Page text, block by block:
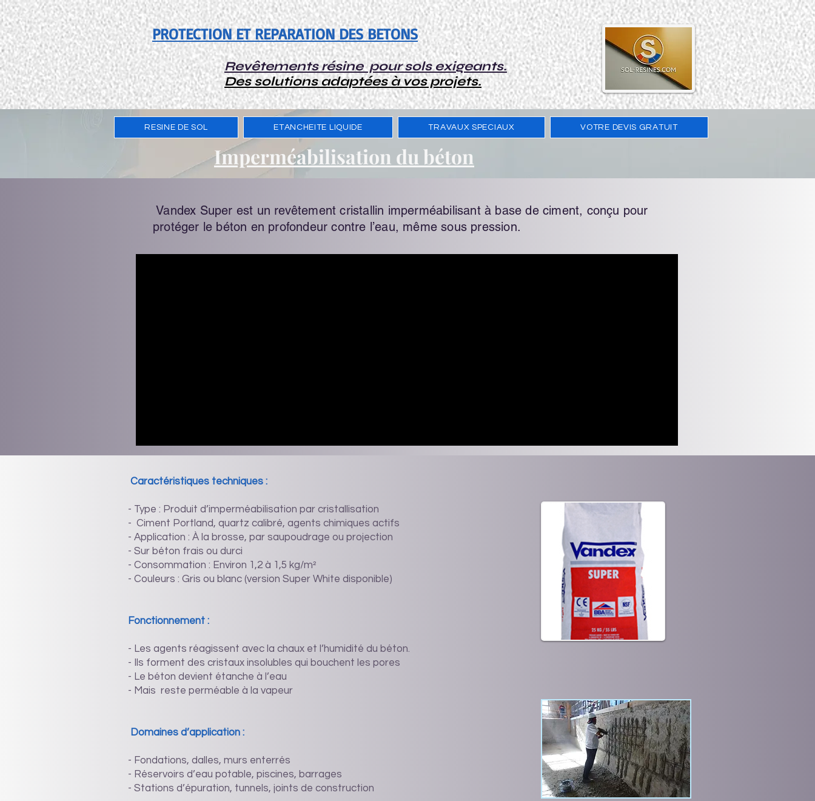
PROTECTION ET REPARATION DES BETONS
Revêtements résine pour sols exigeants.
Des solutions adaptées à vos projets.
RESINE DE SOL ETANCHEITE LIQUIDE TRAVAUX SPECIAUX VOTRE DEVIS GRATUIT
Imperméabilisation du béton
Vandex Super est un revêtement cristallin imperméabilisant à base de ciment, conçu pour
protéger le béton en profondeur contre l’eau, même sous pression.
Caractéristiques techniques :
- Type : Produit d’imperméabilisation par cristallisation
- Ciment Portland, quartz calibré, agents chimiques actifs
- Application : À la brosse, par saupoudrage ou projection
- Sur béton frais ou durci
- Consommation : Environ 1,2 à 1,5 kg/m²
- Couleurs : Gris ou blanc (version Super White disponible)
Fonctionnement :
- Les agents réagissent avec la chaux et l’humidité du béton.
- Ils forment des cristaux insolubles qui bouchent les pores
- Le béton devient étanche à l’eau
- Mais reste perméable à la vapeur
Domaines d’application :
- Fondations, dalles, murs enterrés
- Réservoirs d’eau potable, piscines, barrages
- Stations d’épuration, tunnels, joints de construction